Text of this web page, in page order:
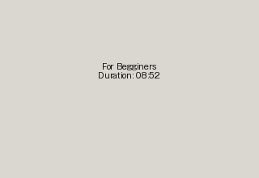
For Begginers
Duration: 08:52